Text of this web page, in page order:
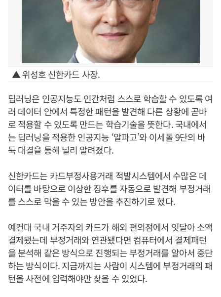
▲ 위성호 신한카드 사장.
딥러닝은 인공지능도 인간처럼 스스로 학습할 수 있도록 여
러 데이터 안에서 특정한 패턴을 발견해 다른 상황에 곧바
로 적용할 수 있도록 만드는 학습기술을 뜻한다. 국내에서
는 딥러닝을 적용한 인공지능 ‘알파고’와 이세돌 9단의 바
둑 대결을 통해 널리 알려졌다.
신한카드는 카드부정사용거래 적발시스템에서 수많은 데
이터를 바탕으로 이상한 징후를 자동으로 발견해 부정거래
를 스스로 막을 수 있는 방안을 추진하기로 했다.
예컨대 국내 거주자의 카드가 해외 편의점에서 잇달아 소액
결제됐는데 부정거래와 연관됐다면 컴퓨터에서 결제패턴
을 분석해 같은 방식으로 진행되는 부정거래를 알아서 중단
하는 방식이다. 지금까지는 사람이 시스템에 부정거래의 패
턴을 사전에 입력해야만 찾을 수 있었다.